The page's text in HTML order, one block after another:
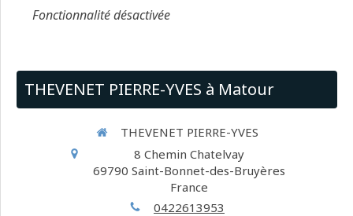
Fonctionnalité désactivée
THEVENET PIERRE-YVES à Matour
THEVENET PIERRE-YVES
8 Chemin Chatelvay
69790 Saint-Bonnet-des-Bruyères
France
0422613953